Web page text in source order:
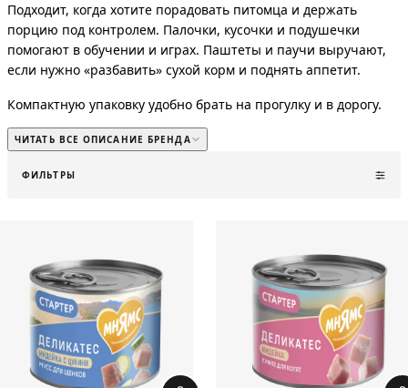
Подходит, когда хотите порадовать питомца и держать
порцию под контролем. Палочки, кусочки и подушечки
помогают в обучении и играх. Паштеты и паучи выручают,
если нужно «разбавить» сухой корм и поднять аппетит.
Компактную упаковку удобно брать на прогулку и в дорогу.
Выбирайте Мнямс по возрасту и задаче: награда, игра,
тренировка.
ЧИТАТЬ ВСЕ ОПИСАНИЕ БРЕНДА
ФИЛЬТРЫ